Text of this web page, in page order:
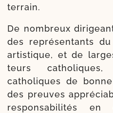
terrain.
De nom­breux
des repré­sen­tants
artis­tique, et de
teurs
catholiques de
des preuves
res­pon­sa­bi­li­tés